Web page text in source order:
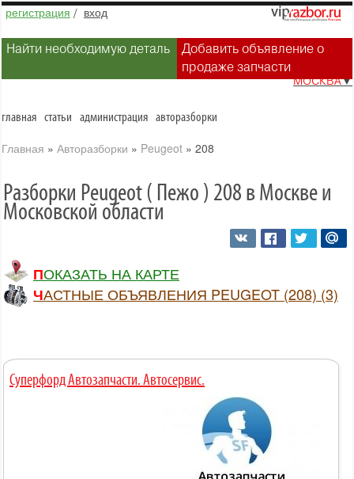
регистрация / вход
Найти необходимую деталь
Добавить объявление о
продаже запчасти
МОСКВА▼
главная статьи администрация авторазборки
Главная » Авторазборки » Peugeot » 208
Разборки Peugeot ( Пежо ) 208 в Москве и
Московской области
ПОКАЗАТЬ НА КАРТЕ
ЧАСТНЫЕ ОБЪЯВЛЕНИЯ PEUGEOT (208) (3)
Суперфорд Автозапчасти. Автосервис.